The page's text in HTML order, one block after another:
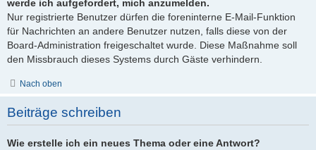
werde ich aufgefordert, mich anzumelden.
Nur registrierte Benutzer dürfen die foreninterne E-Mail-Funktion
für Nachrichten an andere Benutzer nutzen, falls diese von der
Board-Administration freigeschaltet wurde. Diese Maßnahme soll
den Missbrauch dieses Systems durch Gäste verhindern.
Nach oben
Beiträge schreiben
Wie erstelle ich ein neues Thema oder eine Antwort?